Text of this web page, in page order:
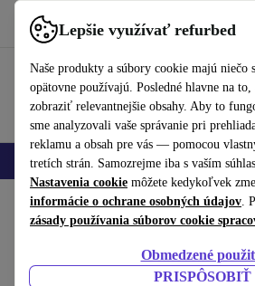
Lepšie využívať refurbed
Naše produkty a súbory cookie majú niečo
opätovne používajú. Posledné hlavne na
zobraziť relevantnejšie obsahy. Aby to
sme analyzovali vaše správanie pri
reklamu a obsah pre vás — pomocou
tretích strán. Samozrejme iba s vaším
Nastavenia cookie môžete kedykoľvek
informácie o ochrane osobných údajov.
zásady používania súborov cookie
Obmedzené
PRISPÔSOBIŤ
používať refurbed rýchlo a jednoducho
Mobilné telefóny Laptopy Tablety
Domov Produkty Domácnosť Nábytok
Vivica rozkladacia
Moss Olive